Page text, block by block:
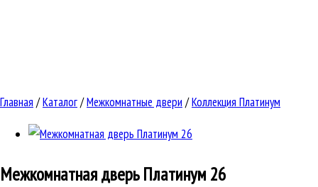
Главная /Каталог/Межкомнатные двери /Коллекция Платинум
Межкомнатная дверь Платинум 26